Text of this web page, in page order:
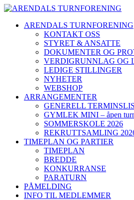
ARENDALS TURNFORENING
KONTAKT OSS
STYRET & ANSATTE
DOKUMENTER OG
VERDIGRUNNLAG OG
LEDIGE STILLINGER
NYHETER
WEBSHOP
ARRANGEMENTER
GENERELL
GYMLEK MINI – åpen
SOMMERSKOLE 2026
REKRUTTSAMLING
TIMEPLAN OG PARTIER
TIMEPLAN
BREDDE
KONKURRANSE
PARATURN
PÅMELDING
INFO TIL MEDLEMMER